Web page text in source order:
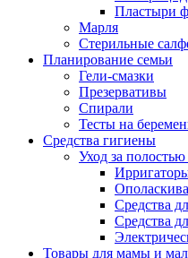
Пластыри
Марля
Стерильные
Планирование семьи
Гели-смазки
Презервативы
Спирали
Тесты на
Средства гигиены
Уход за полостью
Средства
Средства
Товары для мамы и